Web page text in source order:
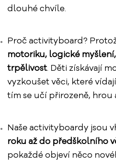
dlouhé chvíle.
Proč activityboard?
motoriku, logické
trpělivost. Děti získávají
vyzkoušet věci, které
tím se učí přirozeně, hrou
Naše activityboardy jsou
roku až do předškolního
pokaždé objeví něco